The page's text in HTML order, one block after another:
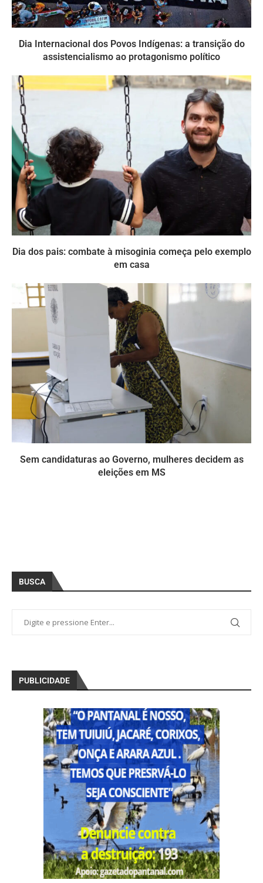
Dia Internacional dos Povos Indígenas: a transição do
assistencialismo ao protagonismo político
Dia dos pais: combate à misoginia começa pelo exemplo
em casa
Sem candidaturas ao Governo, mulheres decidem as
eleições em MS
BUSCA
PUBLICIDADE